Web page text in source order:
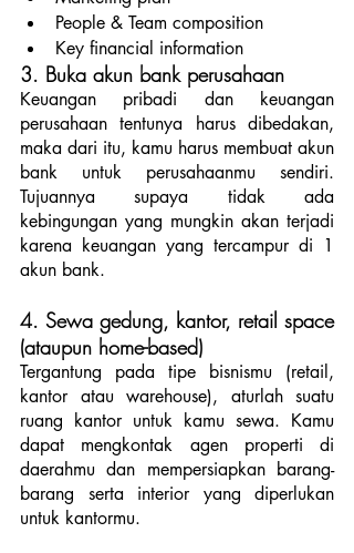
People & Team composition
Key financial information
3. Buka akun bank perusahaan
Keuangan pribadi dan keuangan
perusahaan tentunya harus dibedakan,
maka dari itu, kamu harus membuat akun
bank untuk perusahaanmu sendiri.
Tujuannya supaya tidak ada
kebingungan yang mungkin akan terjadi
karena keuangan yang tercampur di 1
akun bank.
4. Sewa gedung, kantor, retail space
(ataupun home-based)
Tergantung pada tipe bisnismu (retail,
kantor atau warehouse), aturlah suatu
ruang kantor untuk kamu sewa. Kamu
dapat mengkontak agen properti di
daerahmu dan mempersiapkan barang-
barang serta interior yang diperlukan
untuk kantormu.